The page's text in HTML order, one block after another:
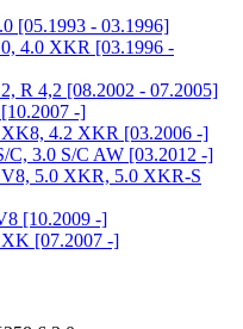
[05.1993 - 03.1996]
4.0 XKR [03.1996 -
R 4,2 [08.2002 - 07.2005]
-]
4.2 XKR [03.2006 -]
C, 3.0 S/C AW [03.2012 -]
5.0 XKR, 5.0 XKR-S
[10.2009 -]
[07.2007 -]